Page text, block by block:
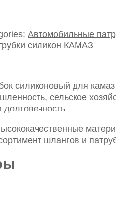
Автомобильные
силикон КАМАЗ
силиконовый для
сельское
долговечность.
шлангов и